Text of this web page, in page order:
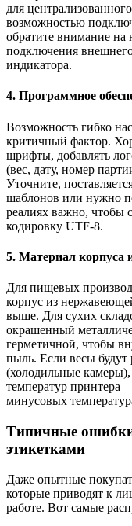
для
возможностью
обратите внимание на
подключения
индикатора.
4. Программное
Возможность гибко
критичный фактор.
шрифты, добавлять
(вес, дату, номер
Уточните,
шаблонов или нужно
реалиях важно, чтобы
кодировку UTF-8.
5. Материал корпуса
Для пищевых
корпус из
выше. Для сухих
окрашенный
герметичной, чтобы
пыль. Если весы будут
(холодильные камеры),
температур принтера
минусовых
Типичные
этикетками
Даже опытные
которые приводят к
работе. Вот самые